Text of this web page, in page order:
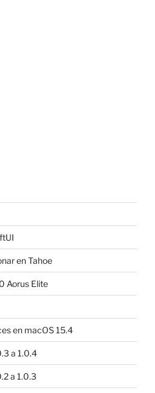
en Tahoe
Aorus Elite
en macOS 15.4
a 1.0.4
a 1.0.3